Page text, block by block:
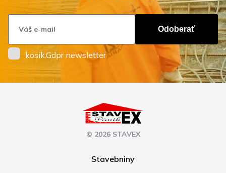
Odoberať
kosik.Gdpr newsletter
© 2026 STAVEX
Stavebniny